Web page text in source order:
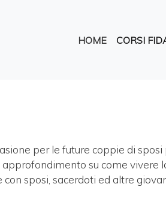
contenuto
HOME CORSI
per le future coppie di
su come vivere
sposi, sacerdoti ed altre